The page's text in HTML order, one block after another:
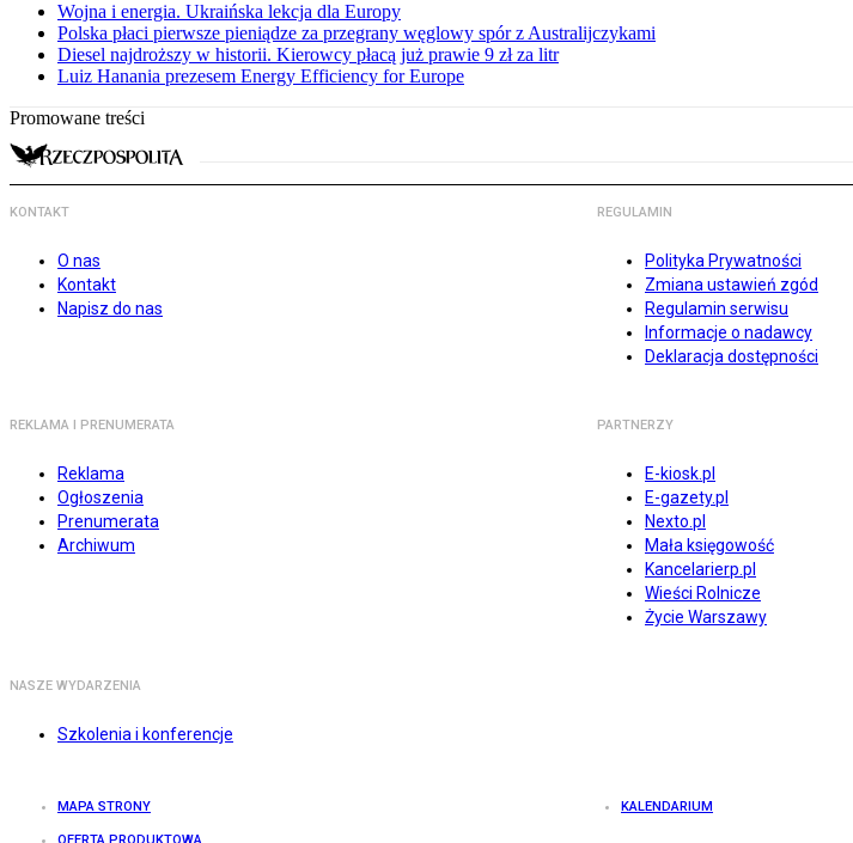
Wojna i energia. Ukraińska lekcja dla Europy
Polska płaci pierwsze pieniądze za przegrany węglowy spór z Australijczykami
Diesel najdroższy w historii. Kierowcy płacą już prawie 9 zł za litr
Luiz Hanania prezesem Energy Efficiency for Europe
Promowane treści
KONTAKT
O nas
Kontakt
Napisz do nas
REGULAMIN
Polityka Prywatności
Zmiana ustawień zgód
Regulamin serwisu
Informacje o nadawcy
Deklaracja dostępności
REKLAMA I PRENUMERATA
Reklama
Ogłoszenia
Prenumerata
Archiwum
PARTNERZY
E-kiosk.pl
E-gazety.pl
Nexto.pl
Mała księgowość
Kancelarierp.pl
Wieści Rolnicze
Życie Warszawy
NASZE WYDARZENIA
Szkolenia i konferencje
MAPA STRONY KALENDARIUM